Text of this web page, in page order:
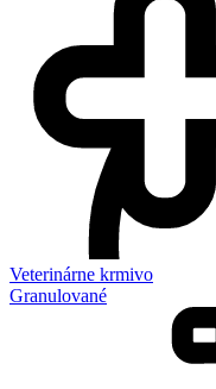
Veterinárne krmivo
Granulované